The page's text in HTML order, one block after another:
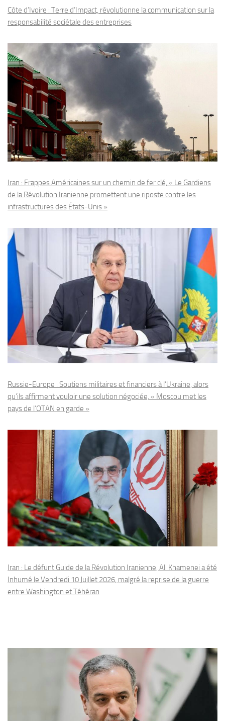
Côte d’Ivoire : Terre d’Impact, révolutionne la communication sur la
responsabilité sociétale des entreprises
Iran : Frappes Américaines sur un chemin de fer clé, « Le Gardiens
de la Révolution Iranienne promettent une riposte contre les
infrastructures des États-Unis »
Russie-Europe : Soutiens militaires et financiers à l’Ukraine, alors
qu’ils affirment vouloir une solution négociée, « Moscou met les
pays de l’OTAN en garde »
Iran : Le défunt Guide de la Révolution Iranienne, Ali Khamenei a été
Inhumé le Vendredi 10 Juillet 2026, malgré la reprise de la guerre
entre Washington et Téhéran